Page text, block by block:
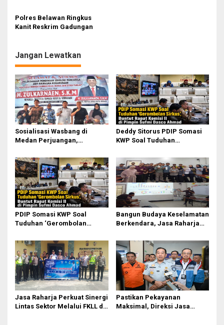
p
o
Polres Belawan Ringkus
Kanit Reskrim Gadungan
Jangan Lewatkan
Sosialisasi Wasbang di
Medan Perjuangan,
Perjuangkan Ruang Bermain
Anak
Deddy Sitorus PDIP Somasi
KWP Soal Tuduhan
Rapat Komisi II Dipimpin
Sufmi Dasco Ahmad
PDIP Somasi KWP Soal
Tuduhan ‘Gerombolan
II Dipimpin Sufmi Dasco
Ahmad
Bangun Budaya Keselamatan
Berkendara, Jasa Raharja
Pasifik Medan Industri
Jasa Raharja Perkuat Sinergi
Lintas Sektor Melalui FKLL di
Pastikan Pekayanan
Maksimal, Direksi Jasa